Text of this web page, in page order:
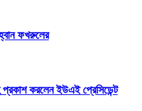
ফখরুলের
প্রকাশ করলেন ইউএই প্রেসিডেন্ট